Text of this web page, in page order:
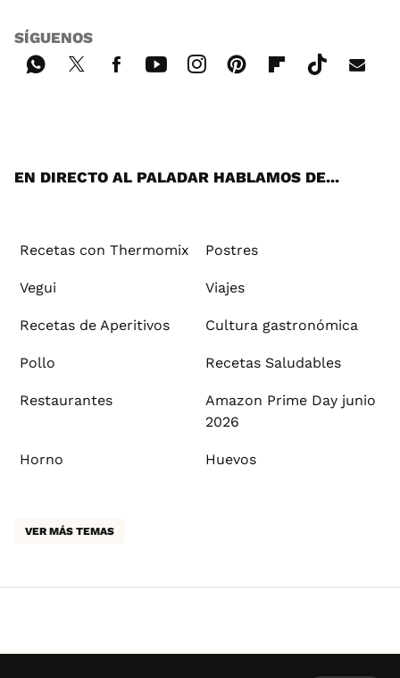
SÍGUENOS
EN DIRECTO AL PALADAR HABLAMOS DE...
Recetas con Thermomix Postres
Vegui Viajes
Recetas de Aperitivos Cultura gastronómica
Pollo Recetas Saludables
Restaurantes
Amazon Prime Day junio
2026
Horno Huevos
VER MÁS TEMAS